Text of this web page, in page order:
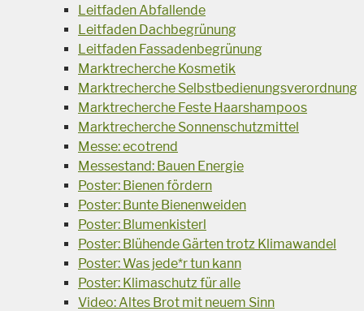
Leitfaden Abfallende
Leitfaden Dachbegrünung
Leitfaden Fassadenbegrünung
Marktrecherche Kosmetik
Marktrecherche Selbstbedienungsverordnung
Marktrecherche Feste Haarshampoos
Marktrecherche Sonnenschutzmittel
Messe: ecotrend
Messestand: Bauen Energie
Poster: Bienen fördern
Poster: Bunte Bienenweiden
Poster: Blumenkisterl
Poster: Blühende Gärten trotz Klimawandel
Poster: Was jede*r tun kann
Poster: Klimaschutz für alle
Video: Altes Brot mit neuem Sinn